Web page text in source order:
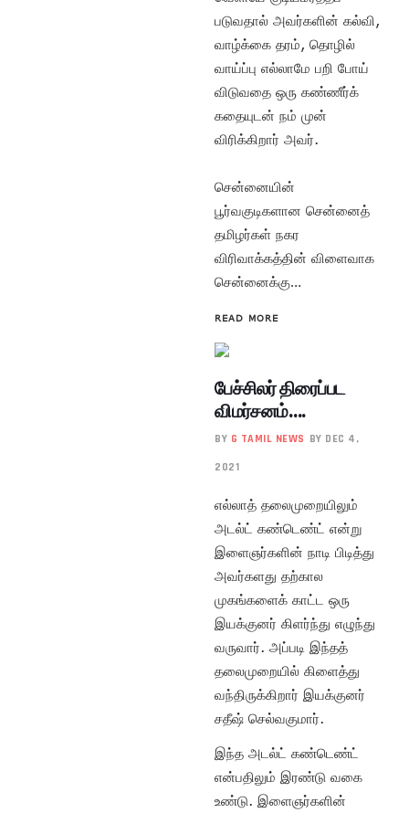
படுவதால் அவர்களின் கல்வி,
வாழ்க்கை தரம், தொழில்
வாய்ப்பு எல்லாமே பறி போய்
விடுவதை ஒரு கண்ணீர்க்
கதையுடன் நம் முன்
விரிக்கிறார் அவர்.
சென்னையின்
பூர்வகுடிகளான சென்னைத்
தமிழர்கள் நகர
விரிவாக்கத்தின் விளைவாக
சென்னைக்கு…
READ MORE
பேச்சிலர் திரைப்பட
விமர்சனம்….
BY G TAMIL NEWS BY DEC 4,
2021
எல்லாத் தலைமுறையிலும்
அடல்ட் கண்டெண்ட் என்று
இளைஞர்களின் நாடி பிடித்து
அவர்களது தற்கால
முகங்களைக் காட்ட ஒரு
இயக்குனர் கிளர்ந்து எழுந்து
வருவார். அப்படி இந்தத்
தலைமுறையில் கிளைத்து
வந்திருக்கிறார் இயக்குனர்
சதீஷ் செல்வகுமார்.
இந்த அடல்ட் கண்டெண்ட்
என்பதிலும் இரண்டு வகை
உண்டு. இளைஞர்களின்